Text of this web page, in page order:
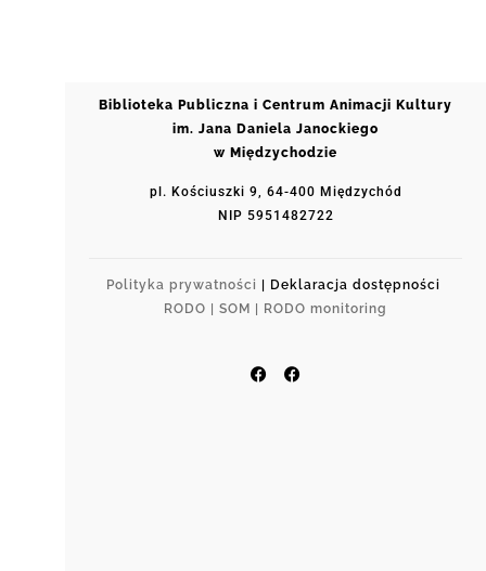
Biblioteka Publiczna i Centrum Animacji Kultury
im. Jana Daniela Janockiego
w Międzychodzie
pl. Kościuszki 9, 64-400 Międzychód
NIP 5951482722
Polityka prywatności | Deklaracja dostępności
RODO | SOM | RODO monitoring